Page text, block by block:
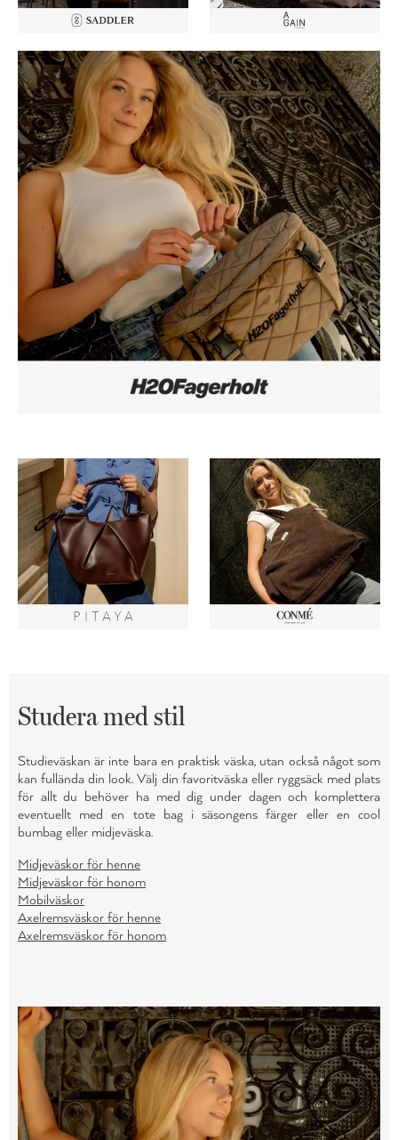
Studera med stil
Studieväskan är inte bara en praktisk väska, utan också något som
kan fullända din look. Välj din favoritväska eller ryggsäck med plats
för allt du behöver ha med dig under dagen och komplettera
eventuellt med en tote bag i säsongens färger eller en cool
bumbag eller midjeväska.
Midjeväskor för henne
Midjeväskor för honom
Mobilväskor
Axelremsväskor för henne
Axelremsväskor för honom